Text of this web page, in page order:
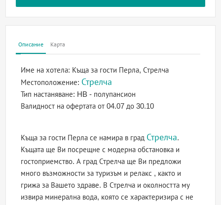
Описание Карта
Име на хотела: Къща за гости Перла, Стрелча
Местоположение: Стрелча
Тип настаняване: HB - полупансион
Валидност на офертатаот 04.07 до 30.10
Къща за гости Перла се намира в град Стрелча.
Къщата ще Ви посрещне с модерна обстановка и
гостоприемство. А град Стрелча ще Ви предложи
много възможности за туризъм и релакс , както и
грижа за Вашето здраве. В Стрелча и околността му
извира минерална вода, която се характеризира с не